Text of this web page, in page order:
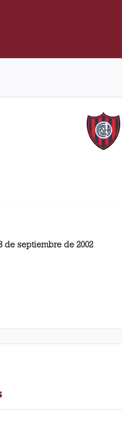
entre Lanús y San
de septiembre de 2002